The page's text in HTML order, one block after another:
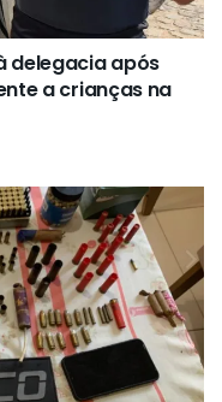
delegacia após
a crianças na